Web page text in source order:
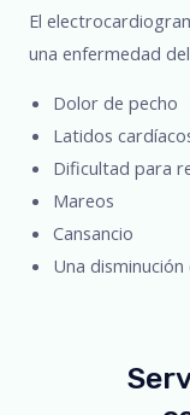
El
una enfermedad
Dolor de pecho
Latidos
Dificultad para
Mareos
Cansancio
Una